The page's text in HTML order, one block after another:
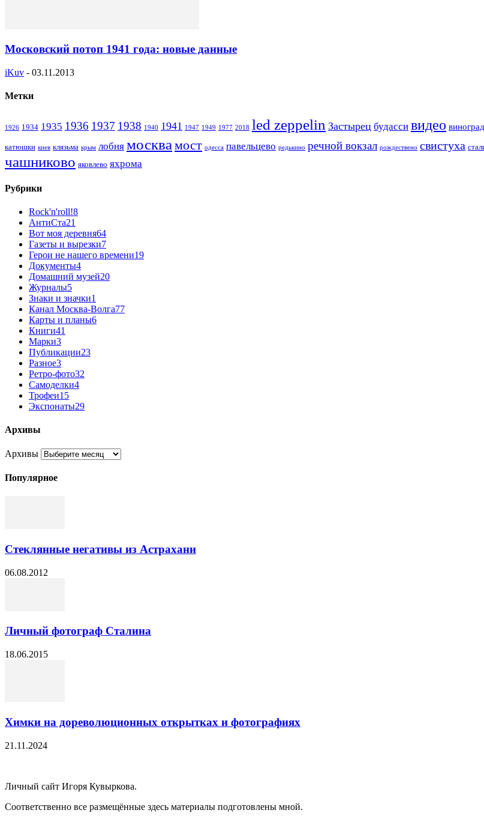
Московский потоп 1941 года: новые данные
iKuv - 03.11.2013
Метки
1926 1934 1935 1936 1937 1938 1940 1941 1947 1949 1977 2018 led zeppelin Застырец будасси видео
катюшки киев клязьма крым лобня москва мост одесса павельцево редькино речной вокзал рождествено свистуха
чашниково яковлево яхрома
Рубрики
Rock'n'roll!8
АнтиСта21
Вот моя деревня64
Газеты и вырезки7
Герои не нашего времени19
Документы4
Домашний музей20
Журналы5
Знаки и значки1
Канал Москва-Волга77
Карты и планы6
Книги41
Марки3
Публикации23
Разное3
Ретро-фото32
Самоделки4
Трофеи15
Экспонаты29
Архивы
Архивы
Популярное
Стеклянные негативы из Астрахани
06.08.2012
Личный фотограф Сталина
18.06.2015
Химки на дореволюционных открытках и фотографиях
21.11.2024
Личный сайт Игоря Кувыркова.
Соответственно все размещённые здесь материалы подготовлены мной.